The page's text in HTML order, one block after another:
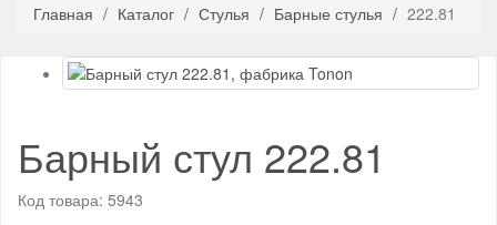
Главная
Каталог Стулья Барные стулья 222.81
Барный стул 222.81
Код товара: 5943